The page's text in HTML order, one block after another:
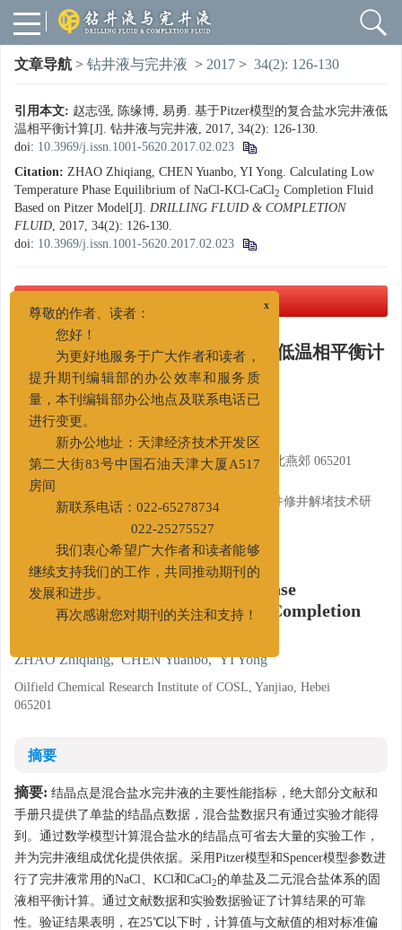
文章导航 > 钻井液与完井液 > 2017 > 34(2): 126-130
引用本文: 赵志强, 陈缘博, 易勇. 基于Pitzer模型的复合盐水完井液低
温相平衡计算[J]. 钻井液与完井液, 2017, 34(2): 126-130.
doi: 10.3969/j.issn.1001-5620.2017.02.023
Citation: ZHAO Zhiqiang, CHEN Yuanbo, YI Yong. Calculating Low
Temperature Phase Equilibrium of NaCl-KCl-CaCl2 Completion Fluid
Based on Pitzer Model[J]. DRILLING FLUID & COMPLETION
FLUID, 2017, 34(2): 126-130.
doi: 10.3969/j.issn.1001-5620.2017.02.023
( 2609 KB)
基于Pitzer模型的复合盐水完井液低温相平衡计
算
10.3969/j.issn.1001-5620.2017.02.023
, 陈缘博 , 易勇
中海油田服务股份有限公司油田化学研究院, 河北燕郊 065201
基金项目:
中海油田服务股份有限公司项目"南海西部油水井修井解堵技术研
详细信息
Calculating Low Temperature Phase
Equilibrium of NaCl-KCl-CaCl
Completion
ZHAO Zhiqiang, CHEN Yuanbo, YI Yong
Oilfield Chemical Research Institute of COSL, Yanjiao, Hebei
065201
摘要
摘要: 结晶点是混合盐水完井液的主要性能指标，绝大部分文献和
手册只提供了单盐的结晶点数据，混合盐数据只有通过实验才能得
到。通过数学模型计算混合盐水的结晶点可省去大量的实验工作，
并为完井液组成优化提供依据。采用Pitzer模型和Spencer模型参数进
行了完井液常用的NaCl、KCl和CaCl2的单盐及二元混合盐体系的固
液相平衡计算。通过文献数据和实验数据验证了计算结果的可靠
性。验证结果表明，在25℃以下时，计算值与文献值的相对标准偏
尊敬的作者、读者：
您好！
为更好地服务于广大作者和读者，
提升期刊编辑部的办公效率和服务质
量，本刊编辑部办公地点及联系电话已
进行变更。
新办公地址：天津经济技术开发区
第二大街83号中国石油天津大厦A517
房间
新联系电话：022-65278734
我们衷心希望广大作者和读者能够
继续支持我们的工作，共同推动期刊的
发展和进步。
再次感谢您对期刊的关注和支持！